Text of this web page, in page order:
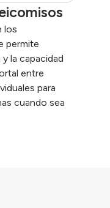
los
permite
la capacidad
entre
para
cuando sea